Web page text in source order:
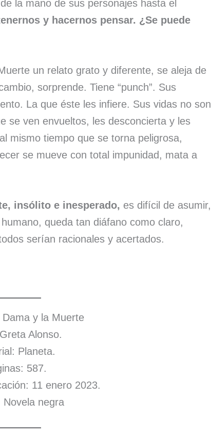
la mano de sus personajes hasta el
y hacernos pensar. ¿Se puede
un relato grato y diferente, se aleja de
sorprende. Tiene “punch”. Sus
La que éste les infiere. Sus vidas no son
se ven envueltos, les desconcierta y les
mismo tiempo que se torna peligrosa,
se mueve con total impunidad, mata a
insólito e inesperado, es difícil de asumir,
queda tan diáfano como claro,
serían racionales y acertados.
y la Muerte
Alonso.
Planeta.
587.
11 enero 2023.
Novela negra